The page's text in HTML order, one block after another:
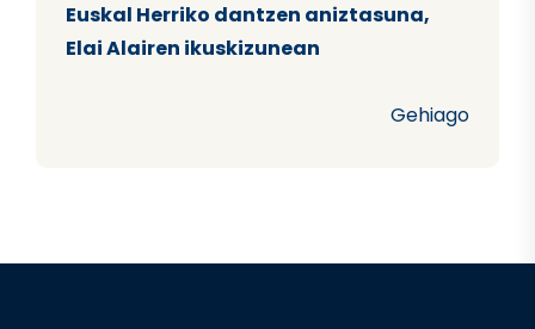
Euskal Herriko dantzen aniztasuna,
Elai Alairen ikuskizunean
Gehiago